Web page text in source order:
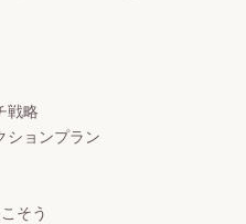
戦略
ションプラン
そう